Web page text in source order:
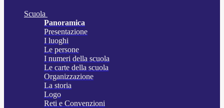
Scuola
Panoramica
Presentazione
I luoghi
Le persone
I numeri della scuola
Le carte della scuola
Organizzazione
La storia
Logo
Reti e Convenzioni